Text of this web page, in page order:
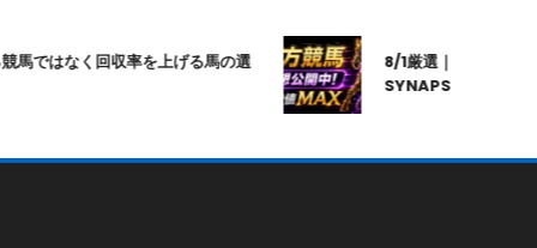
はなく回収率を上げる馬の選
8/1厳選｜高知10R｜
SYNAPSE｜シナプス｜地